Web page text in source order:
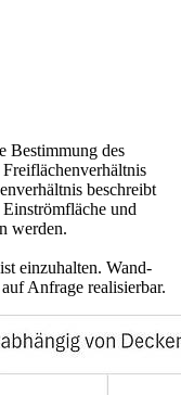
Bestimmung des
beschreibt
und
werden.
einzuhalten. Wand-
Anfrage realisierbar.